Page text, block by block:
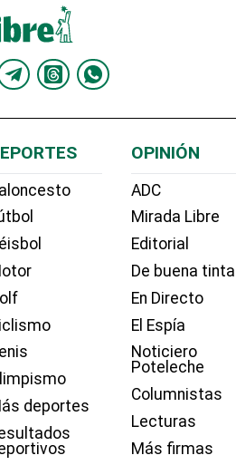
deportes
OPINIÓN
ADC
Mirada Libre
Editorial
De buena tinta
En Directo
El Espía
Noticiero
Poteleche
Columnistas
Lecturas
Más firmas